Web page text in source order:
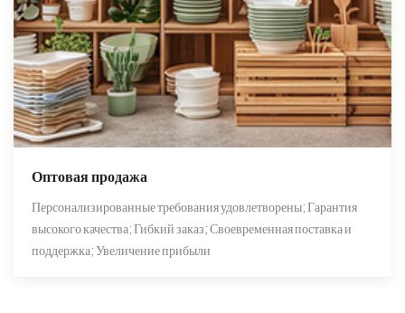
Оптовая продажа
Персонализированные требования удовлетворены; Гарантия
высокого качества; Гибкий заказ; Своевременная поставка и
поддержка; Увеличение прибыли